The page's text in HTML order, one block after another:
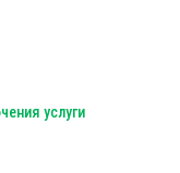
услуги